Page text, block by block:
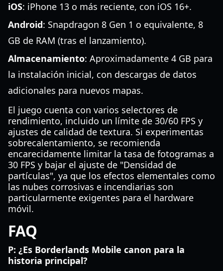
iOS: iPhone 13 o más reciente, con iOS 16+.
Android: Snapdragon 8 Gen 1 o equivalente, 8
GB de RAM (tras el lanzamiento).
Almacenamiento: Aproximadamente 4 GB para
la instalación inicial, con descargas de datos
adicionales para nuevos mapas.
El juego cuenta con varios selectores de
rendimiento, incluido un límite de 30/60 FPS y
ajustes de calidad de textura. Si experimentas
sobrecalentamiento, se recomienda
encarecidamente limitar la tasa de fotogramas a
30 FPS y bajar el ajuste de "Densidad de
partículas", ya que los efectos elementales como
las nubes corrosivas e incendiarias son
particularmente exigentes para el hardware
móvil.
FAQ
P: ¿Es Borderlands Mobile canon para la
historia principal?